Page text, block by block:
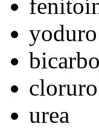
urea